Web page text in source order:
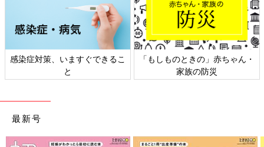
感染症対策、いますぐできるこ
と
「もしものときの」赤ちゃん・
家族の防災
最新号